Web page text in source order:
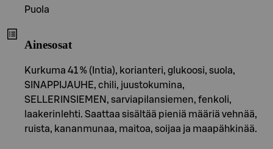
Puola
Ainesosat
Kurkuma 41 % (Intia), korianteri, glukoosi, suola,
SINAPPIJAUHE, chili, juustokumina,
SELLERINSIEMEN, sarviapilansiemen, fenkoli,
laakerinlehti. Saattaa sisältää pieniä määriä vehnää,
ruista, kananmunaa, maitoa, soijaa ja maapähkinää.